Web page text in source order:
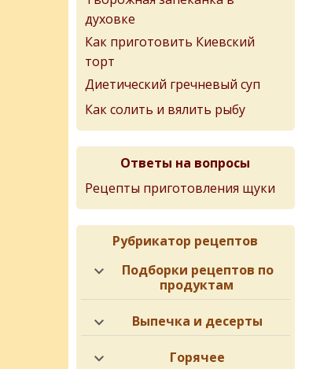
духовке
Как приготовить Киевский
торт
Диетический гречневый суп
Как солить и вялить рыбу
Ответы на вопросы
Рецепты приготовления щуки
Рубрикатор рецептов
Подборки рецептов по
продуктам
Выпечка и десерты
Горячее